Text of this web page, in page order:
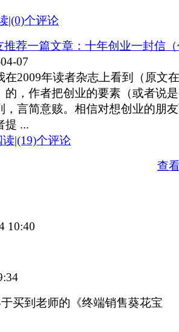
|(0)个评论
推荐一篇文章：十年创业一封信
07
在2009年读者杂志上看到（原文
的，作者把创业的要素（或者说
，言简意赅。相信对想创业的朋
提 ...
读|(19)个评论
查
10:40
买到老师的《终端销售葵花宝